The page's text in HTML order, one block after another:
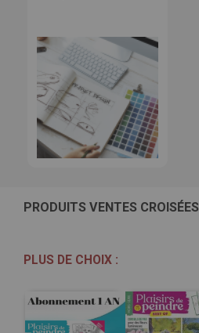
PRODUITS VENTES CROISÉES
PLUS DE CHOIX :